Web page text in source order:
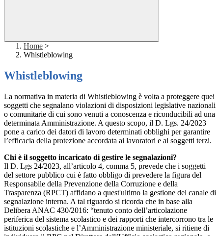
Home >
Whistleblowing
Whistleblowing
La normativa in materia di Whistleblowing è volta a proteggere quei
soggetti che segnalano violazioni di disposizioni legislative nazionali
o comunitarie di cui sono venuti a conoscenza e riconducibili ad una
determinata Amministrazione. A questo scopo, il D. Lgs. 24/2023
pone a carico dei datori di lavoro determinati obblighi per garantire
l’efficacia della protezione accordata ai lavoratori e ai soggetti terzi.
Chi è il soggetto incaricato di gestire le segnalazioni?
Il D. Lgs 24/2023, all’articolo 4, comma 5, prevede che i soggetti
del settore pubblico cui è fatto obbligo di prevedere la figura del
Responsabile della Prevenzione della Corruzione e della
Trasparenza (RPCT) affidano a quest'ultimo la gestione del canale di
segnalazione interna. A tal riguardo si ricorda che in base alla
Delibera ANAC 430/2016: “tenuto conto dell’articolazione
periferica del sistema scolastico e dei rapporti che intercorrono tra le
istituzioni scolastiche e l’Amministrazione ministeriale, si ritiene di